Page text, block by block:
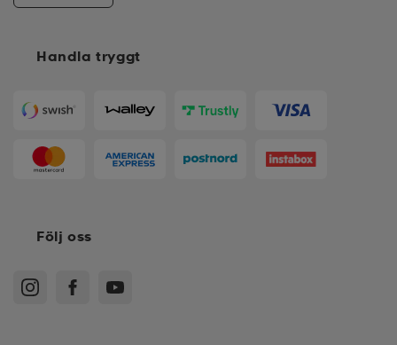
Handla tryggt
Följ oss